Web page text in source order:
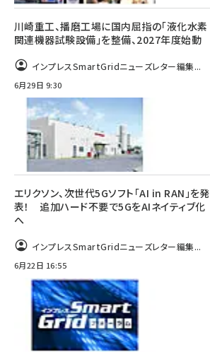
川崎重工、播磨工場に国内屈指の「液化水素
関連機器試験設備」を整備、2027年度始動
インプレスSmartGridニューズレター編集...
6月29日 9:30
エリクソン、次世代5Gソフト「AI in RAN」を発
表！ 追加ハード不要で5GをAIネイティブ化
へ
インプレスSmartGridニューズレター編集...
6月22日 16:55